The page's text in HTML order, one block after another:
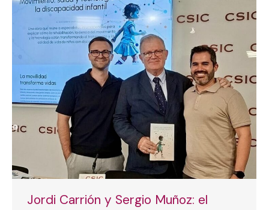
Jordi Carrión y Sergio Muñoz: el